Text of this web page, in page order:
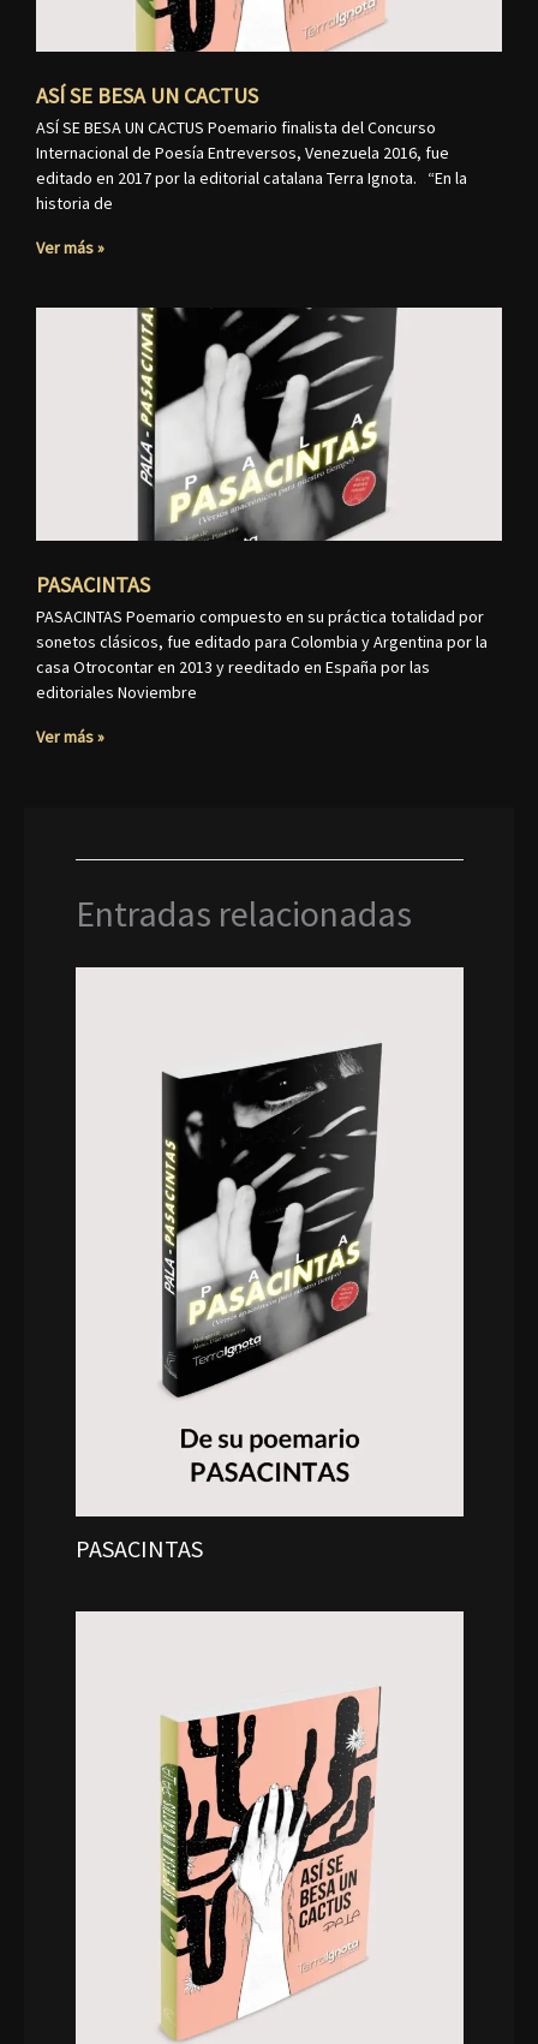
ASÍ SE BESA UN CACTUS
ASÍ SE BESA UN CACTUS Poemario finalista del Concurso
Internacional de Poesía Entreversos, Venezuela 2016, fue
editado en 2017 por la editorial catalana Terra Ignota. “En la
historia de
Ver más »
PASACINTAS
PASACINTAS Poemario compuesto en su práctica totalidad por
sonetos clásicos, fue editado para Colombia y Argentina por la
casa Otrocontar en 2013 y reeditado en España por las
editoriales Noviembre
Ver más »
Entradas relacionadas
PASACINTAS